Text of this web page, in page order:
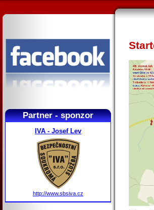
Partner - sponzor
IVA - Josef Lev
http://www.sbsiva.cz